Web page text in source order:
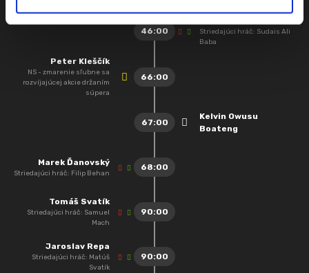
46:00
Striedajúci hráč: Sudais Ali
Baba
66:00
Peter Kleščík
NS - zmarenie sľubne sa
rozvíjajúcej akcie držaním
súpera
67:00
Kelvin Owusu
Boateng
68:00
Marek Ďanovský
Striedajúci hráč: Filip Behan
90:00
Tomáš Svatík
Striedajúci hráč: Samuel
Mach
90:00
Jaroslav Repa
Striedajúci hráč: Matúš
Svatík